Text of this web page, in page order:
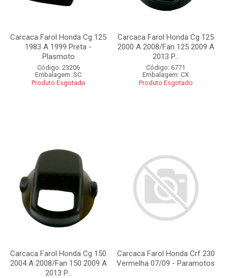
Carcaca Farol Honda Cg 125
1983 A 1999 Preta -
Plasmoto
Código: 23206
Embalagem: SC
Produto Esgotado
Carcaca Farol Honda Cg 125
2000 A 2008/Fan 125 2009 A
2013 P...
Código: 6771
Embalagem: CX
Produto Esgotado
Carcaca Farol Honda Cg 150
2004 A 2008/Fan 150 2009 A
2013 P...
Carcaca Farol Honda Crf 230
Vermelha 07/09 - Paramotos